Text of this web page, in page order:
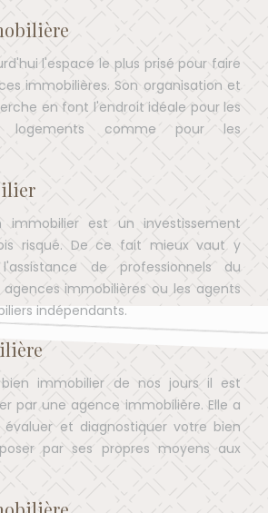
l'espace le plus prisé pour faire
immobilières. Son organisation et
en font l'endroit idéale pour les
logements comme pour les
immobilier est un investissement
risqué. De ce fait mieux vaut y
de professionnels du
immobilières ou les agents
indépendants.
immobilier de nos jours il est
par une agence immobilière. Elle a
et diagnostiquer votre bien
par ses propres moyens aux